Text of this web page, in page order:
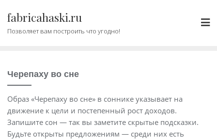
содержимому
fabricahaski.ru
Позволяет вам построить что угодно!
Черепаху во сне
Образ «Черепаху во сне» в соннике указывает на
движение к цели и постепенный рост доходов.
Запишите сон — так вы заметите скрытые подсказки.
Будьте открыты предложениям — среди них есть